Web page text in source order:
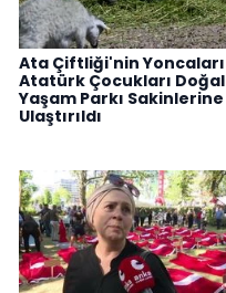
Ata Çiftliği'nin Yoncaları
Atatürk Çocukları Doğal
Yaşam Parkı Sakinlerine
Ulaştırıldı